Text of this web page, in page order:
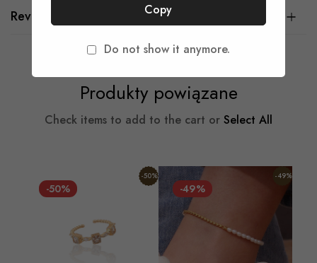
Copy
Do not show it anymore.
Reviews
Produkty powiązane
Check items to add to the cart or Select All
-50%
-50%
-49%
-49%